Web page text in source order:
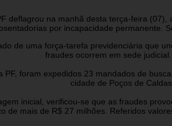
deflagrou na manhã desta terça-feira
por incapacidade permanente.
de uma força-tarefa previdenciária que
fraudes ocorrem em sede
PF, foram expedidos 23 mandados de
cidade de Poços de
inicial, verificou-se que as fraudes
de mais de R$ 27 milhões. Referidos